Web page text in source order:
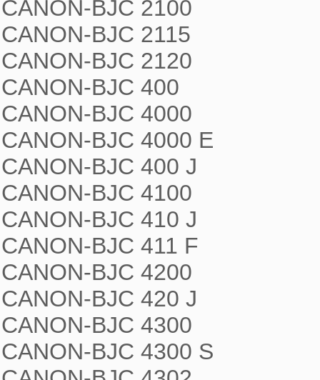
CANON-BJC 2100
CANON-BJC 2115
CANON-BJC 2120
CANON-BJC 400
CANON-BJC 4000
CANON-BJC 4000 E
CANON-BJC 400 J
CANON-BJC 4100
CANON-BJC 410 J
CANON-BJC 411 F
CANON-BJC 4200
CANON-BJC 420 J
CANON-BJC 4300
CANON-BJC 4300 S